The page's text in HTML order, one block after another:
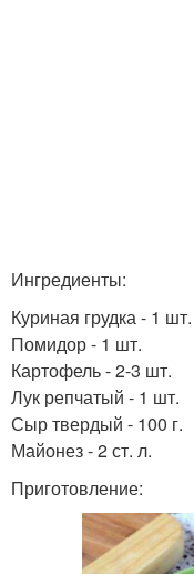
Ингредиенты:
Куриная грудка - 1 шт.
Помидор - 1 шт.
Картофель - 2-3 шт.
Лук репчатый - 1 шт.
Сыр твердый - 100 г.
Майонез - 2 ст. л.
Приготовление: